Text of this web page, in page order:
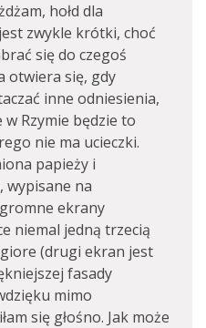
hołd dla
zwykle krótki, choć
się do czegoś
otwiera się, gdy
inne odniesienia,
w Rzymie będzie to
nie ma ucieczki.
papieży i
wypisane na
ekrany
niemal jedną trzecią
(drugi ekran jest
fasady
mimo
się głośno. Jak może